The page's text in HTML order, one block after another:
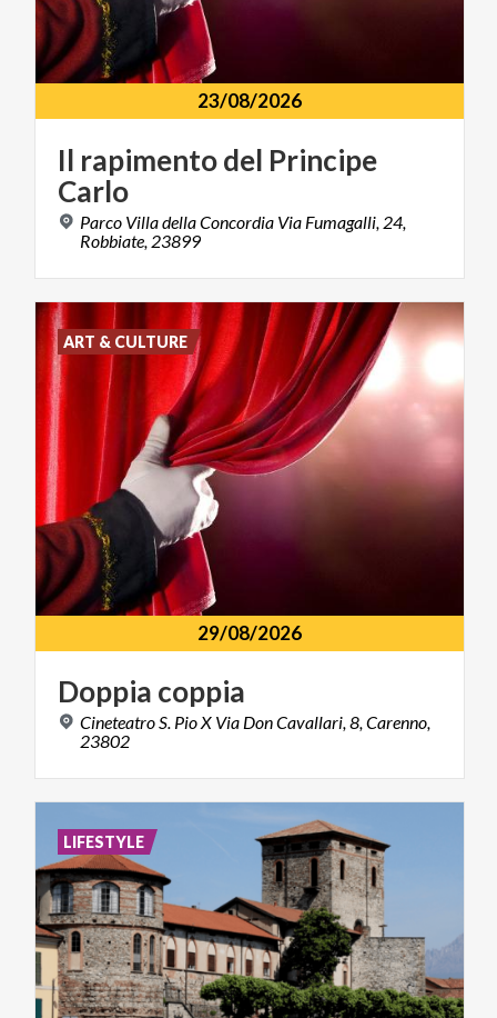
23/08/2026
Il rapimentodel Principe
Carlo
Parco Villa della Concordia Via Fumagalli, 24,
Robbiate, 23899
29/08/2026
Doppia coppia
Cineteatro S. Pio X Via Don Cavallari, 8, Carenno,
23802
ART & CULTURE
LIFESTYLE